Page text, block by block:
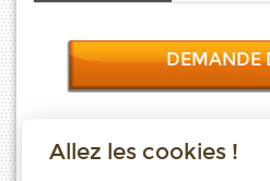
DEMANDE
Taux emprunt actualisés (St Pierre
Allez les cookies !